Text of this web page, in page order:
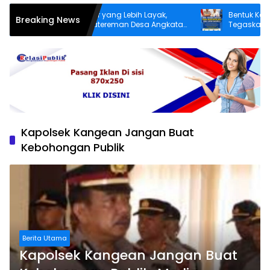
Breaking News
Demi Infrastruktur yang Lebih Layak,
Warga Dusun Patereman Desa Angkatan
Lakukan Swadaya Perbaiki Jalan Rusak
Bentuk
Tegaskan
Sukarela Tidak
Kapolsek Kangean Jangan Buat
Kebohongan Publik
Berita Utama
Kapolsek Kangean Jangan Buat